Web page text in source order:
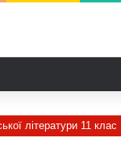
літератури 11 клас